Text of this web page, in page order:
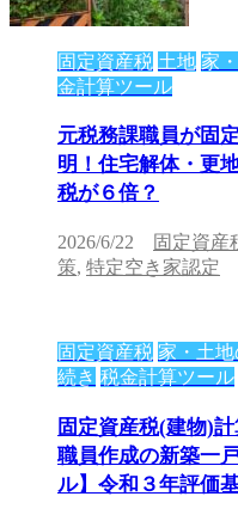
固定資産税 土地 家
金計算ツール
元税務課職員が固
明！住宅解体・更
税が６倍？
2026/6/22 固定資産
策, 特定空き家認定
固定資産税 家・土
続き 税金計算ツール
固定資産税(建物)
職員作成の新築一
ル】令和３年評価